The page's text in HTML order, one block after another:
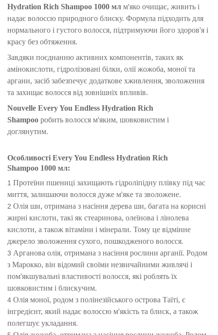
Hydration Rich Shampoo 1000 мл м'яко очищає, живить і
надає волоссю природного блиску. Формула підходить для
нормального і густого волосся, підтримуючи його здоров'я і
красу без обтяження.
Завдяки поєднанню активних компонентів, таких як
амінокислоти, гідролізовані білки, олії жожоба, моної та
аргани, засіб забезпечує додаткове хживлення, зволоження
та захищає волосся від зовнішніх впливів.
Nouvelle Every You Endless Hydration Rich
Shampoo робить волосся м'яким, шовковистим і
доглянутим.
Особливості Every You Endless Hydration Rich
Shampoo 1000 мл:
Протеїни пшениці захищають гідроліпідну плівку під час
миття, залишаючи волосся дуже м'яке та зволожене.
Олія ши, отримана з насіння дерева ши, багата на корисні
жирні кислоти, такі як стеаринова, олеїнова і лінолева
кислоти, а також вітаміни і мінерали. Тому це відмінне
джерело зволоження сухого, пошкодженого волосся.
Арганова олія, отримана з насіння рослини арганії. Родом
з Марокко, він відомий своїми незвичайними живлячі і
пом'якшувальні властивості волосся, які роблять їх
шовковистим і блискучим.
Олія моної, родом з полінезійського острова Таїті, є
інгредієнт, який надає волоссю м'якість та блиск, а також
полегшує укладання.